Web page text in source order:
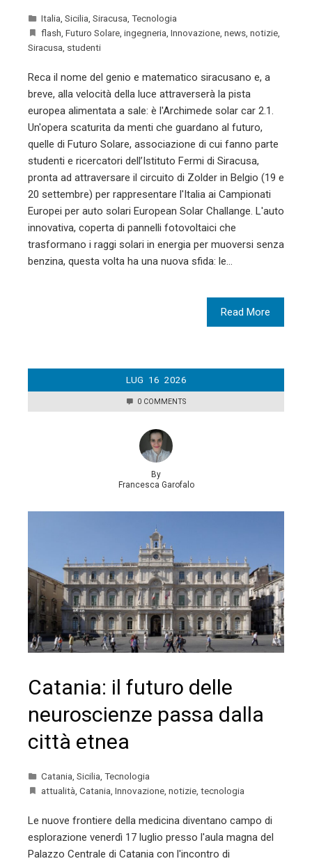
Italia, Sicilia, Siracusa, Tecnologia
flash, Futuro Solare, ingegneria, Innovazione, news, notizie,
Siracusa, studenti
Reca il nome del genio e matematico siracusano e, a
breve, alla velocità della luce attraverserà la pista
europea alimentata a sale: è l'Archimede solar car 2.1.
Un'opera scaturita da menti che guardano al futuro,
quelle di Futuro Solare, associazione di cui fanno parte
studenti e ricercatori dell’Istituto Fermi di Siracusa,
pronta ad attraversare il circuito di Zolder in Belgio (19 e
20 settembre) per rappresentare l'Italia ai Campionati
Europei per auto solari European Solar Challange. L'auto
innovativa, coperta di pannelli fotovoltaici che
trasformano i raggi solari in energia per muoversi senza
benzina, questa volta ha una nuova sfida: le…
Read More
LUG 16 2026
0 COMMENTS
By
Francesca Garofalo
Catania: il futuro delle
neuroscienze passa dalla
città etnea
Catania Sicilia Tecnologia
attualità Catania Innovazione notizie tecnologia
Le nuove frontiere della medicina diventano campo di
esplorazione venerdì 17 luglio presso l'aula magna del
Palazzo Centrale di Catania con l'incontro di